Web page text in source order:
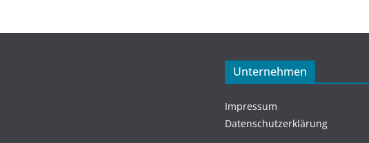
Unternehmen
Impressum
Datenschutzerklärung